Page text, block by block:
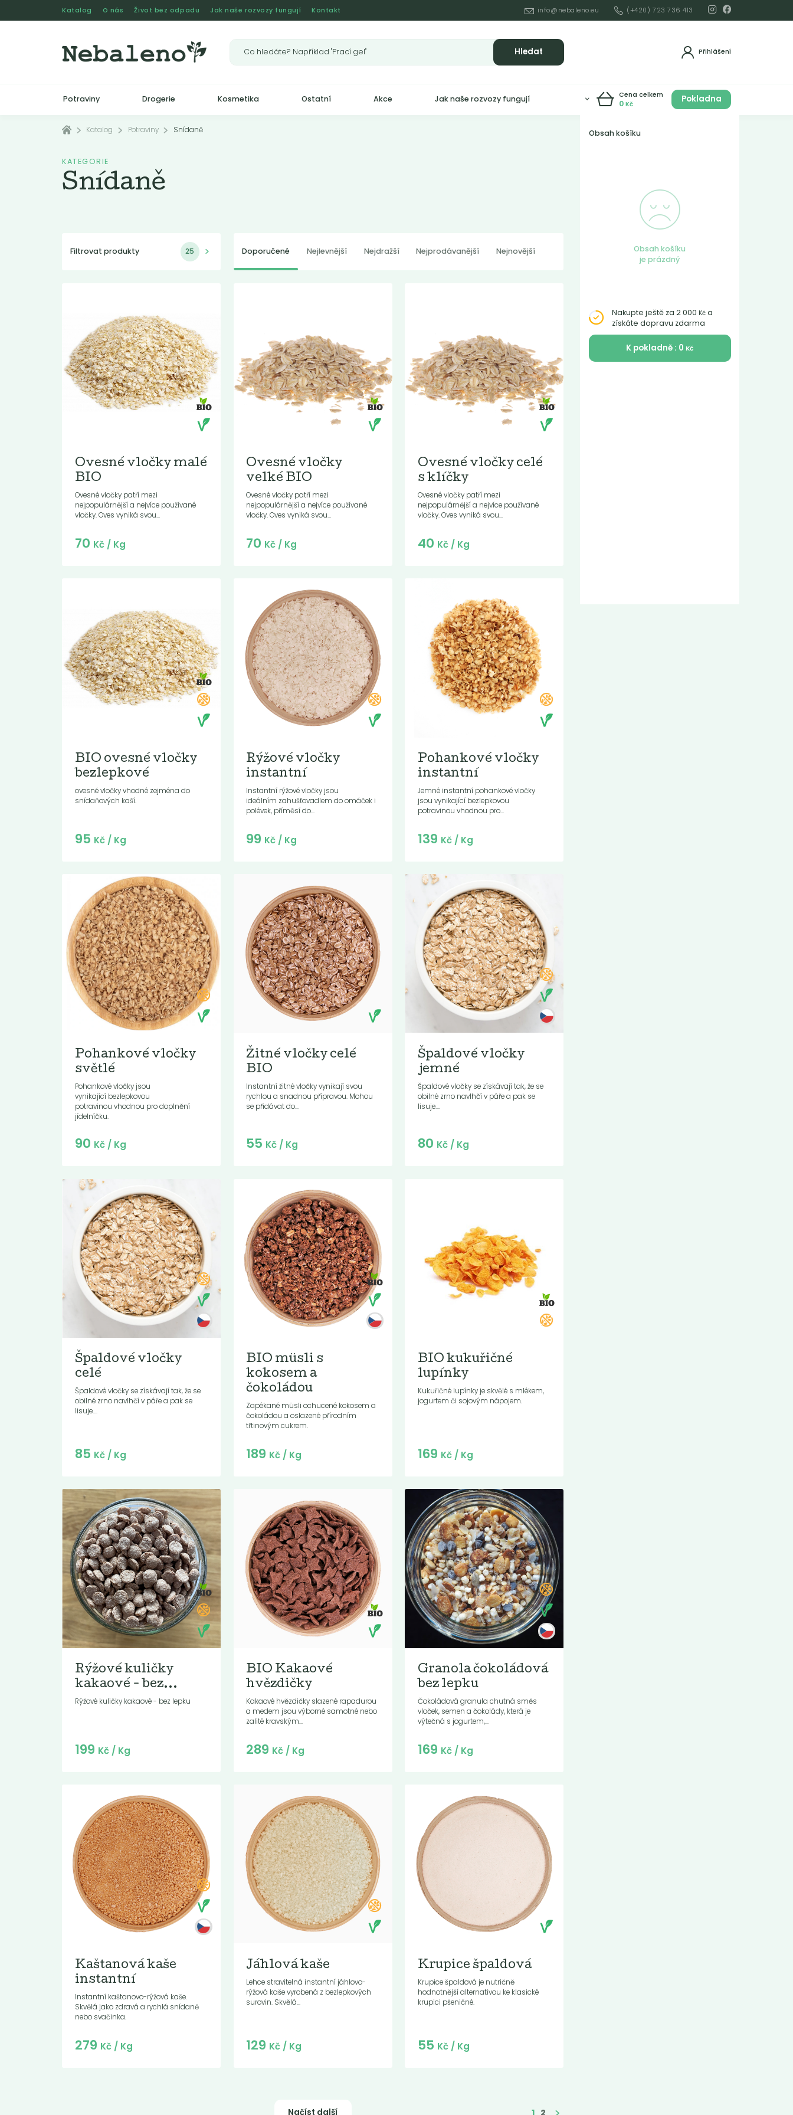
Katalog O nás Život bez odpadu Jak naše rozvozy fungují Kontakt info@nebaleno.eu (+420) 723 736 413
Hledat Přihlášení
Potraviny Drogerie Kosmetika Ostatní Akce Jak naše rozvozy fungují Cena celkem
0 Kč Pokladna
Obsah košíku
Obsah košíku
je prázdný
Nakupte ještě za 2 000 Kč a
získáte dopravu zdarma
K pokladně : 0 Kč
Katalog Potraviny Snídaně
KATEGORIE
Snídaně
Filtrovat produkty 25 Doporučené Nejlevnější Nejdražší Nejprodávanější Nejnovější
Ovesné vločky malé
BIO
Ovesné vločky patří mezi
nejpopulárnější a nejvíce používané
vločky. Oves vyniká svou...
Do košíku:
70 Kč/ Kg
Ovesné vločky
velké BIO
Ovesné vločky patří mezi
nejpopulárnější a nejvíce používané
vločky. Oves vyniká svou...
Do košíku:
70 Kč / Kg
Ovesné vločky celé
s klíčky
Ovesné vločky patří mezi
nejpopulárnější a nejvíce používané
vločky. Oves vyniká svou...
Do košíku:
40 Kč/ Kg
BIO ovesné vločky
bezlepkové
ovesné vločky vhodné zejména do
snídaňových kaší.
Do košíku:
95 Kč/ Kg
Rýžové vločky
instantní
Instantní rýžové vločky jsou
ideálním zahušťovadlem do omáček i
polévek, příměsí do...
Do košíku:
99 Kč / Kg
Pohankové vločky
instantní
Jemné instantní pohankové vločky
jsou vynikající bezlepkovou
potravinou vhodnou pro...
Do košíku:
139 Kč/ Kg
Pohankové vločky
světlé
Pohankové vločky jsou
vynikající bezlepkovou
potravinou vhodnou pro doplnění
jídelníčku.
Do košíku:
90 Kč/ Kg
Žitné vločky celé
BIO
Instantní žitné vločky vynikají svou
rychlou a snadnou přípravou. Mohou
se přidávat do...
Do košíku:
55 Kč / Kg
Špaldové vločky
jemné
Špaldové vločky se získávají tak, že se
obilné zrno navlhčí v páře a pak se
lisuje....
Do košíku:
80 Kč/ Kg
Špaldové vločky
celé
Špaldové vločky se získávají tak, že se
obilné zrno navlhčí v páře a pak se
lisuje....
Do košíku:
85 Kč/ Kg
BIO müsli s
kokosem a
čokoládou
Zapékané müsli ochucené kokosem a
čokoládou a oslazené přírodním
třtinovým cukrem.
Do košíku:
189 Kč / Kg
BIO kukuřičné
lupínky
Kukuřičné lupínky je skvělé s mlékem,
jogurtem či sojovým nápojem.
Do košíku:
169 Kč/ Kg
Rýžové kuličky
kakaové - bez...
Rýžové kuličky kakaové - bez lepku
Do košíku:
199 Kč/ Kg
BIO Kakaové
hvězdičky
Kakaové hvězdičky slazené rapadurou
a medem jsou výborné samotné nebo
zalité kravským...
Do košíku:
289 Kč / Kg
Granola čokoládová
bez lepku
Čokoládová granula chutná směs
vloček, semen a čokolády, která je
výtečná s jogurtem,...
Do košíku:
169 Kč/ Kg
Kaštanová kaše
instantní
Instantní kaštanovo-rýžová kaše.
Skvělá jako zdravá a rychlá snídaně
nebo svačinka.
Do košíku:
279 Kč/ Kg
Jáhlová kaše
Lehce stravitelná instantní jáhlovo-
rýžová kaše vyrobená z bezlepkových
surovin. Skvělá...
Do košíku:
129 Kč / Kg
Krupice špaldová
Krupice špaldová je nutričně
hodnotnější alternativou ke klasické
krupici pšeničné.
Do košíku:
55 Kč/ Kg
Načíst další 1 2